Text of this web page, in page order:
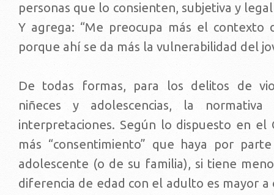
personas que lo consienten, subjetiva y
Y agrega: “Me preocupa más el contexto
porque ahí se da más la vulnerabilidad del
De todas formas, para los delitos de
niñeces y adolescencias, la
interpretaciones. Según lo dispuesto en el
más “consentimiento” que haya por
adolescente (o de su familia), si tiene
diferencia de edad con el adulto es mayor a